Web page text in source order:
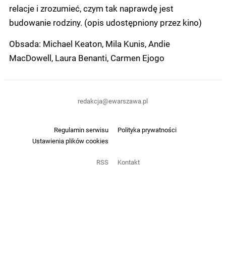
relacje i zrozumieć, czym tak naprawdę jest
budowanie rodziny. (opis udostępniony przez kino)
Obsada: Michael Keaton, Mila Kunis, Andie
MacDowell, Laura Benanti, Carmen Ejogo
Regulamin serwisu
Polityka prywatności
Ustawienia plików cookies
RSS Kontakt
redakcja@ewarszawa.pl